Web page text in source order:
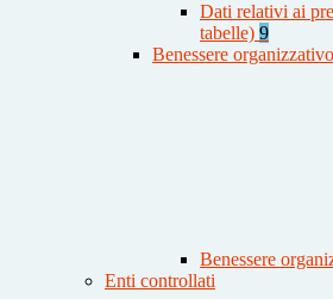
Dati relativi ai
tabelle) 9
Benessere organizzativo
Benessere
Enti controllati